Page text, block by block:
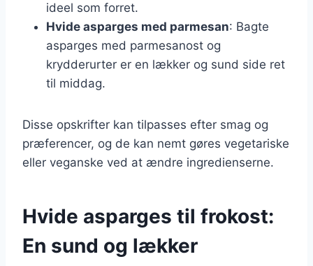
ideel som forret.
Hvide asparges med parmesan: Bagte
asparges med parmesanost og
krydderurter er en lækker og sund side ret
til middag.
Disse opskrifter kan tilpasses efter smag og
præferencer, og de kan nemt gøres vegetariske
eller veganske ved at ændre ingredienserne.
Hvide asparges til frokost:
En sund og lækker